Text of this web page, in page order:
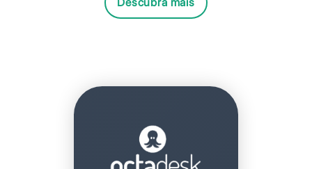
Descubra mais